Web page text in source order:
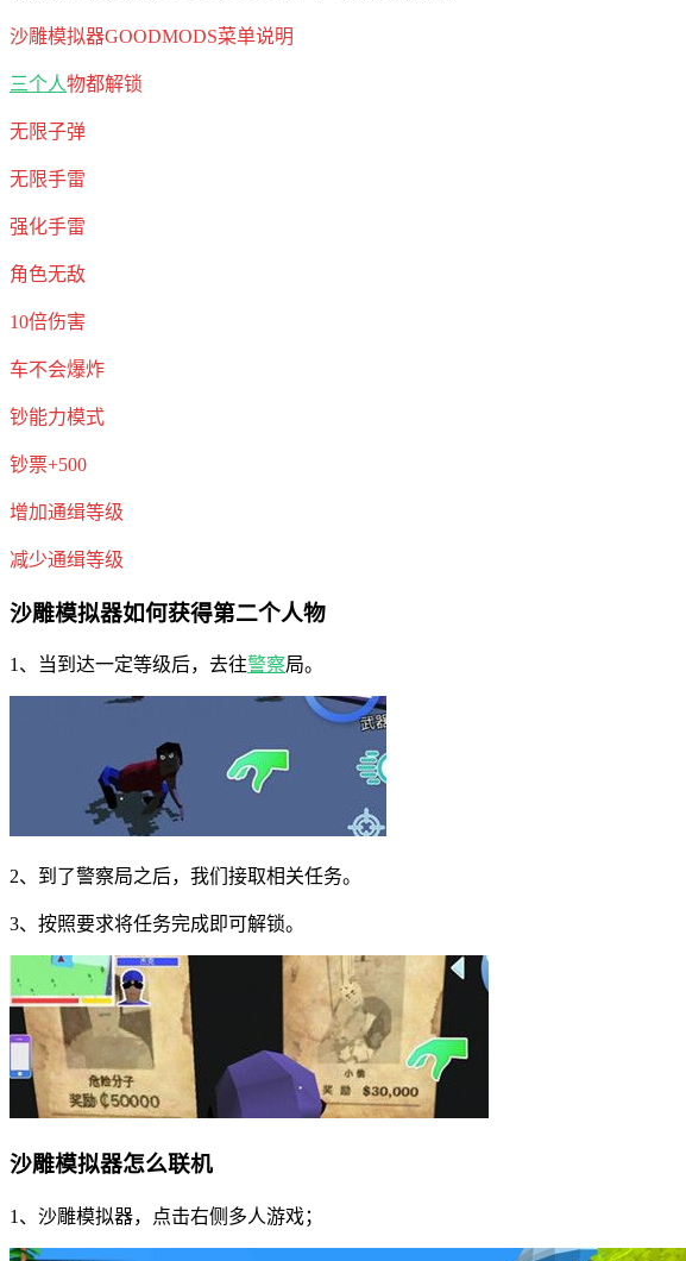
沙雕模拟器GOODMODS菜单说明
三个人物都解锁
无限子弹
无限手雷
强化手雷
角色无敌
10倍伤害
车不会爆炸
钞能力模式
钞票+500
增加通缉等级
减少通缉等级
沙雕模拟器如何获得第二个人物
1、当到达一定等级后，去往警察局。
2、到了警察局之后，我们接取相关任务。
3、按照要求将任务完成即可解锁。
沙雕模拟器怎么联机
1、沙雕模拟器，点击右侧多人游戏；